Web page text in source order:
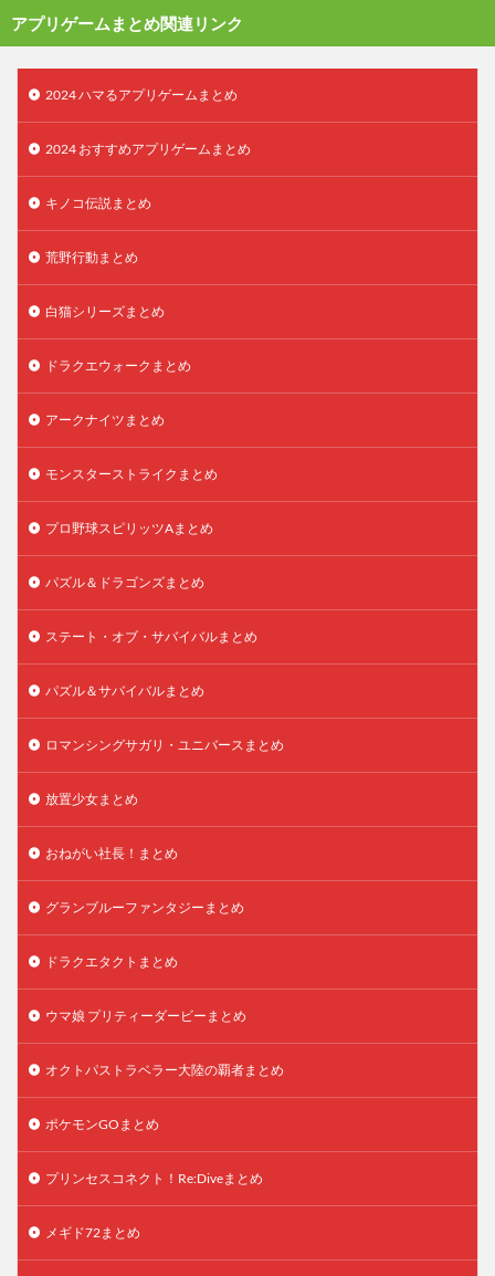
アプリゲームまとめ関連リンク
2024 ハマるアプリゲームまとめ
2024 おすすめアプリゲームまとめ
キノコ伝説まとめ
荒野行動まとめ
白猫シリーズまとめ
ドラクエウォークまとめ
アークナイツまとめ
モンスターストライクまとめ
プロ野球スピリッツAまとめ
パズル＆ドラゴンズまとめ
ステート・オブ・サバイバルまとめ
パズル＆サバイバルまとめ
ロマンシングサガリ・ユニバースまとめ
放置少女まとめ
おねがい社長！まとめ
グランブルーファンタジーまとめ
ドラクエタクトまとめ
ウマ娘 プリティーダービーまとめ
オクトパストラベラー大陸の覇者まとめ
ポケモンGOまとめ
プリンセスコネクト！Re:Diveまとめ
メギド72まとめ